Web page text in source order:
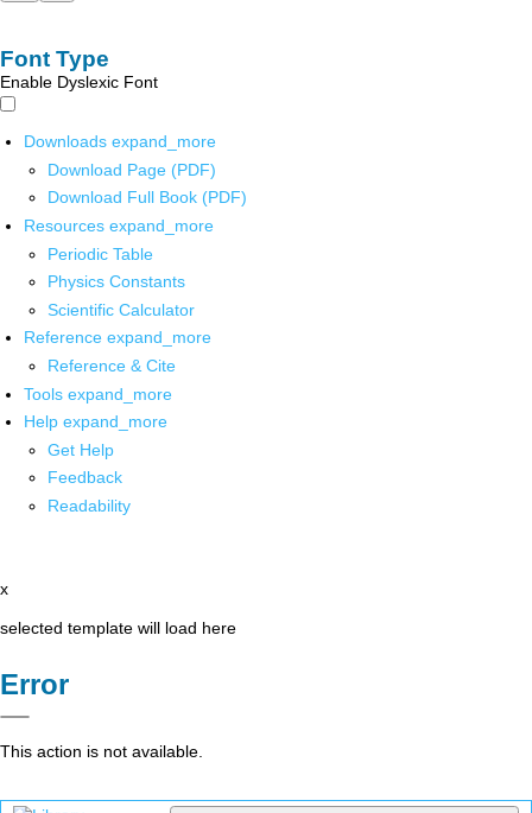
Font Type
Enable Dyslexic Font
Downloads expand_more
Download Page (PDF)
Download Full Book (PDF)
Resources expand_more
Periodic Table
Physics Constants
Scientific Calculator
Reference expand_more
Reference & Cite
Tools expand_more
Help expand_more
Get Help
Feedback
Readability
x
selected template will load here
Error
This action is not available.